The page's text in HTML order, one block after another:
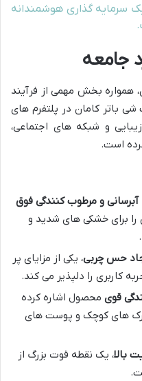
سرمایه گذاری هوشمندانه
جامعه
همواره بخش مهمی از فرآیند
باتر کامان در پلتفرم های
و شبکه های اجتماعی،
است.
و مرطوب کنندگی فوق
را برای خشکی های شدید و
حس چربی، یکی از مزایای پر
کاربری را دلپذیر می کند.
قوی محصول اشاره کرده
های کوچک و پوست های
بالا، یک نقطه قوت بزرگ از